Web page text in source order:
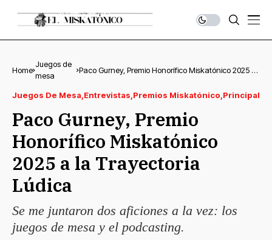
Home
Juegos de
mesa
Paco Gurney, Premio Honorífico Miskatónico 2025 a
Juegos De Mesa Entrevistas Premios Miskatónico Principal
Paco Gurney, Premio
Honorífico Miskatónico
2025 a la Trayectoria
Lúdica
Se me juntaron dos aficiones a la vez: los
juegos de mesa y el podcasting.